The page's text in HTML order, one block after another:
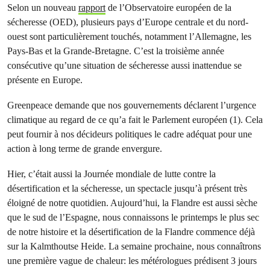
Selon un nouveau rapportde l’Observatoire européen de la
sécheresse (OED), plusieurs pays d’Europe centrale et du nord-
ouest sont particulièrement touchés, notamment l’Allemagne, les
Pays-Bas et la Grande-Bretagne. C’est la troisième année
consécutive qu’une situation de sécheresse aussi inattendue se
présente en Europe.
Greenpeace demande que nos gouvernements déclarent l’urgence
climatique au regard de ce qu’a fait le Parlement européen (1). Cela
peut fournir à nos décideurs politiques le cadre adéquat pour une
action à long terme de grande envergure.
Hier, c’était aussi la Journée mondiale de lutte contre la
désertification et la sécheresse, un spectacle jusqu’à présent très
éloigné de notre quotidien. Aujourd’hui, la Flandre est aussi sèche
que le sud de l’Espagne, nous connaissons le printemps le plus sec
de notre histoire et la désertification de la Flandre commence déjà
sur la Kalmthoutse Heide. La semaine prochaine, nous connaîtrons
une première vague de chaleur: les métérologues prédisent 3 jours